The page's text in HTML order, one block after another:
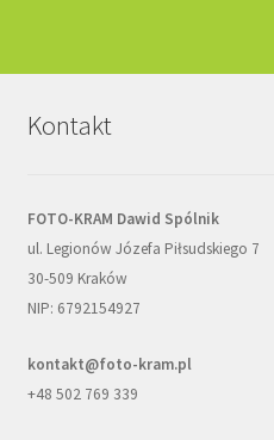
Kontakt
FOTO-KRAM Dawid Spólnik
ul. Legionów Józefa Piłsudskiego 7
30-509 Kraków
NIP: 6792154927
kontakt@foto-kram.pl
+48 502 769 339